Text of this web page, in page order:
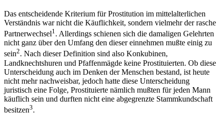
Das entscheidende Kriterium für Prostitution im mittelalterlichen
Verständnis war nicht die Käuflichkeit, sondern vielmehr der rasche
Partnerwechsel1. Allerdings schienen sich die damaligen Gelehrten
nicht ganz über den Umfang den dieser einnehmen mußte einig zu
sein2. Nach dieser Definition sind also Konkubinen,
Landknechtshuren und Pfaffenmägde keine Prostituierten. Ob diese
Unterscheidung auch im Denken der Menschen bestand, ist heute
nicht mehr nachweisbar, jedoch hatte diese Unterscheidung
juristisch eine Folge, Prostituierte nämlich mußten für jeden Mann
käuflich sein und durften nicht eine abgegrenzte Stammkundschaft
besitzen3.